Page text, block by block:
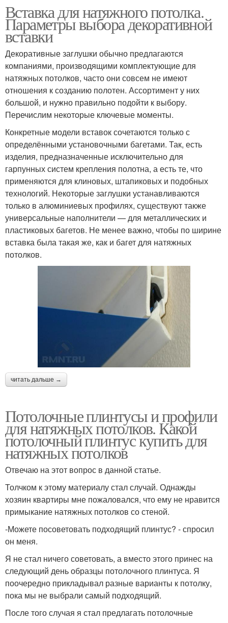
Вставка для натяжного потолка.
Параметры выбора декоративной
вставки
Декоративные заглушки обычно предлагаются
компаниями, производящими комплектующие для
натяжных потолков, часто они совсем не имеют
отношения к созданию полотен. Ассортимент у них
большой, и нужно правильно подойти к выбору.
Перечислим некоторые ключевые моменты.
Конкретные модели вставок сочетаются только с
определёнными установочными багетами. Так, есть
изделия, предназначенные исключительно для
гарпунных систем крепления полотна, а есть те, что
применяются для клиновых, штапиковых и подобных
технологий. Некоторые заглушки устанавливаются
только в алюминиевых профилях, существуют также
универсальные наполнители — для металлических и
пластиковых багетов. Не менее важно, чтобы по ширине
вставка была такая же, как и багет для натяжных
потолков.
читать дальше →
Потолочные плинтусы и профили
для натяжных потолков. Какой
потолочный плинтус купить для
натяжных потолков
Отвечаю на этот вопрос в данной статье.
Толчком к этому материалу стал случай. Однажды
хозяин квартиры мне пожаловался, что ему не нравится
примыкание натяжных потолков со стеной.
-Можете посоветовать подходящий плинтус? - спросил
он меня.
Я не стал ничего советовать, а вместо этого принес на
следующий день образцы потолочного плинтуса. Я
поочередно прикладывал разные варианты к потолку,
пока мы не выбрали самый подходящий.
После того случая я стал предлагать потолочные